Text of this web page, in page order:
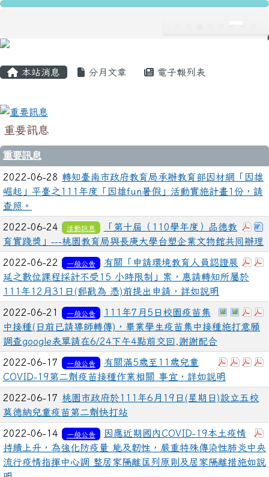
跳至主內容區
龍安國民小學
本站消息 分月文章 電子報列表
重要訊息
重要訊息
2022-06-28 轉知臺南市政府教育局承辦教育部因材網「因雄
崛起」平臺之111年度「因雄fun暑假」活動實施計畫1份，請
查照。
下
2022-06-24 活動訊息
「第十屆（110學年度）品德教
育實踐獎」---桃園教育局與長庚大學台塑企業文物館共同辦理
下
2022-06-22 一般公告
有關「申請環境教育人員認證展
延之數位課程採計不受15 小時限制」案，惠請轉知所屬於
111年12月31日(郵戳為 憑)前提出申請，詳如說明
於彈跳
於彈
下
2022-06-21 一般公告
111年7月5日校園疫苗集
中接種(日前已請導師轉傳)，畢業學生疫苗集中接種施打意願
調查google表單請在6/24下午4點前交回,謝謝配合
下載：
下載
下
2022-06-17 一般公告
有關滿5歲至11歲兒童
COVID-19第二劑疫苗接種作業相關 事宜，詳如說明
2022-06-17 桃園市政府於111年6月19日(星期日)設立五校
莫德納兒童疫苗第二劑快打站
2022-06-14 一般公告
因應近期國內COVID-19本土疫情
持續上升，為強化防疫量 能及韌性，嚴重特殊傳染性肺炎中央
流行疫情指揮中心調 整居家隔離匡列原則及居家隔離措施如說